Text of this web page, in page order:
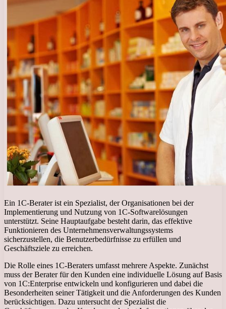
Ein 1C-Berater ist ein Spezialist, der Organisationen bei der
Implementierung und Nutzung von 1C-Softwarelösungen
unterstützt. Seine Hauptaufgabe besteht darin, das effektive
Funktionieren des Unternehmensverwaltungssystems
sicherzustellen, die Benutzerbedürfnisse zu erfüllen und
Geschäftsziele zu erreichen.
Die Rolle eines 1C-Beraters umfasst mehrere Aspekte. Zunächst
muss der Berater für den Kunden eine individuelle Lösung auf Basis
von 1C:Enterprise entwickeln und konfigurieren und dabei die
Besonderheiten seiner Tätigkeit und die Anforderungen des Kunden
berücksichtigen. Dazu untersucht der Spezialist die